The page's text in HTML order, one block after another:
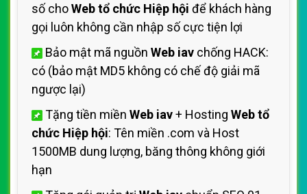
số choWeb tổ chức Hiệp hội để khách hàng
gọi luôn không cần nhập số cực tiện lợi
Bảo mật mã nguồn Web iav chống HACK:
có (bảo mật MD5 không có chế độ giải mã
ngược lại)
Tặng tiền miền Web iav+ Hosting Web tổ
chức Hiệp hội: Tên miền .com và Host
1500MB dung lượng, băng thông không giới
hạn